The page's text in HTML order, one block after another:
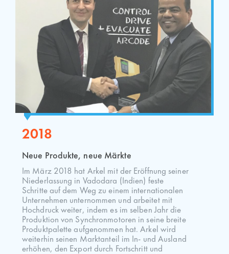
2018
Neue Produkte, neue Märkte
Im März 2018 hat Arkel mit der Eröffnung seiner
Niederlassung in Vadodara (Indien) feste
Schritte auf dem Weg zu einem internationalen
Unternehmen unternommen und arbeitet mit
Hochdruck weiter, indem es im selben Jahr die
Produktion von Synchronmotoren in seine breite
Produktpalette aufgenommen hat. Arkel wird
weiterhin seinen Marktanteil im In- und Ausland
erhöhen, den Export durch Fortschritt und